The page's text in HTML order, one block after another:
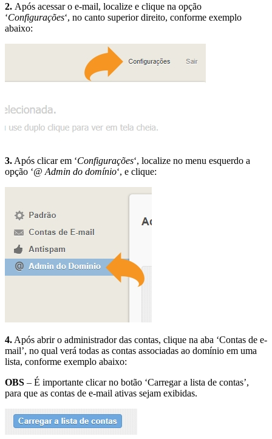
2. Após acessar o e-mail, localize e clique na opção
‘Configurações‘, no canto superior direito, conforme exemplo
abaixo:
3. Após clicar em ‘Configurações‘, localize no menu esquerdo a
opção ‘@ Admin do domínio‘, e clique:
4. Após abrir o administrador das contas, clique na aba ‘Contas de e-
mail’, no qual verá todas as contas associadas ao domínio em uma
lista, conforme exemplo abaixo:
OBS – É importante clicar no botão ‘Carregar a lista de contas’,
para que as contas de e-mail ativas sejam exibidas.